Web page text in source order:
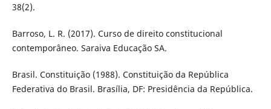
38(2).
Barroso, L. R. (2017). Curso de direito constitucional
contemporâneo. Saraiva Educação SA.
Brasil. Constituição (1988). Constituição da República
Federativa do Brasil. Brasília, DF: Presidência da República.